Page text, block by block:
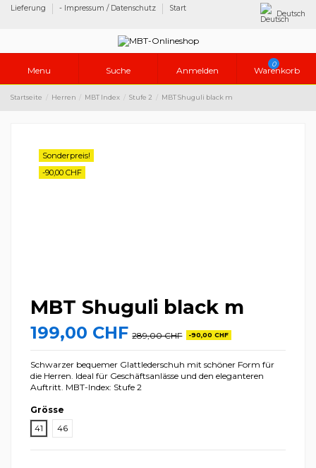
Lieferung - Impressum / Datenschutz Start
Deutsch
Menu Suche Anmelden
0
Warenkorb
Startseite Herren MBT Index Stufe 2 MBT Shuguli black m
Sonderpreis!
-90,00 CHF
MBT Shuguli black m
199,00 CHF 289,00 CHF -90,00 CHF
Schwarzer bequemer Glattlederschuh mit schöner Form für
die Herren. Ideal für Geschäftsanlässe und den eleganteren
Auftritt. MBT-Index: Stufe 2
Grösse
41
46